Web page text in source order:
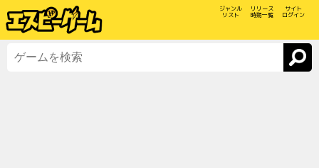
ジャンル
リスト
リリース
時期一覧
サイト
ログイン